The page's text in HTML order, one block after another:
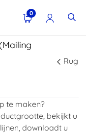
0
(Mailing
Rug
te maken?
bekijkt u
downloadt u